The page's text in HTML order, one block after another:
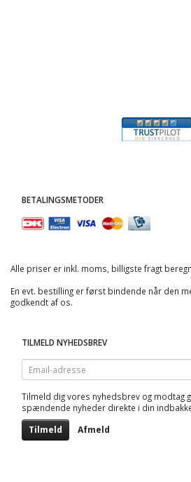
BETALINGSMETODER
Alle priser er inkl. moms, billigste fragt
En evt. bestilling er først bindende når den
godkendt af os.
TILMELD NYHEDSBREV
Email-
adresse
Tilmeld dig vores nyhedsbrev og modtag
spændende nyheder direkte i din
Tilmeld Afmeld